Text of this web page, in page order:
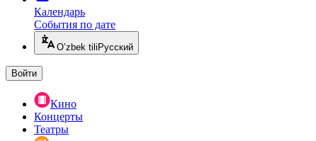
Календарь
События по дате
O’zbek tili Русский
Войти
Кино
Концерты
Театры